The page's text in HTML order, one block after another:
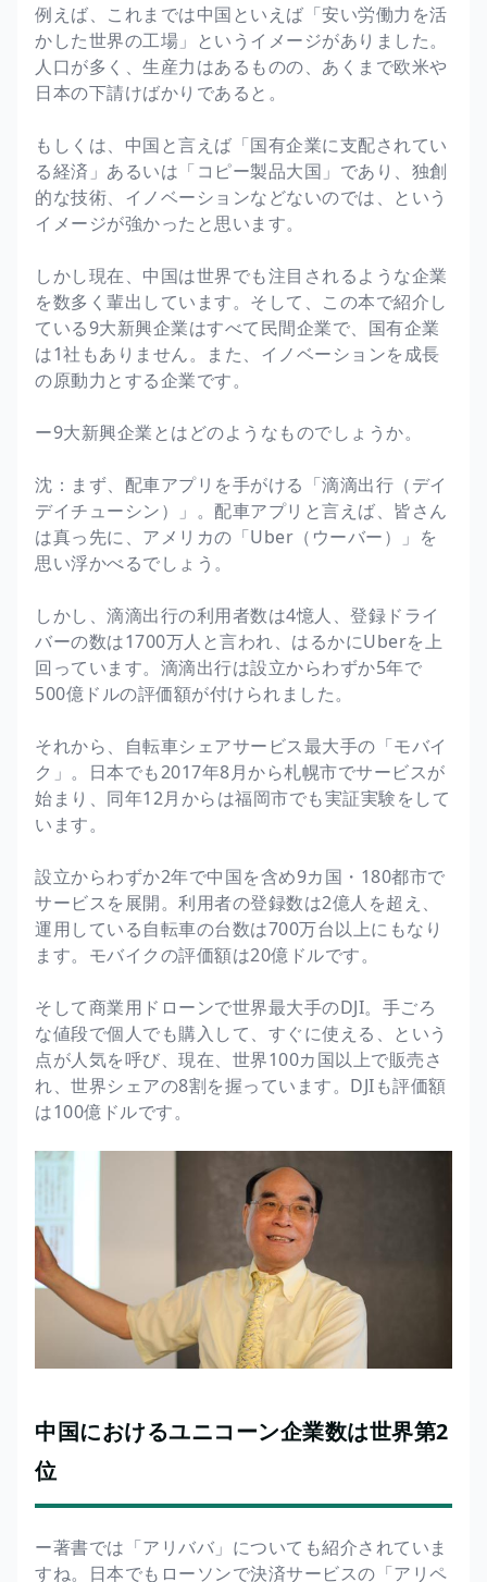
例えば、これまでは中国といえば「安い労働力を活
かした世界の工場」というイメージがありました。
人口が多く、生産力はあるものの、あくまで欧米や
日本の下請けばかりであると。
もしくは、中国と言えば「国有企業に支配されてい
る経済」あるいは「コピー製品大国」であり、独創
的な技術、イノベーションなどないのでは、という
イメージが強かったと思います。
しかし現在、中国は世界でも注目されるような企業
を数多く輩出しています。そして、この本で紹介し
ている9大新興企業はすべて民間企業で、国有企業
は1社もありません。また、イノベーションを成長
の原動力とする企業です。
ー9大新興企業とはどのようなものでしょうか。
沈：まず、配車アプリを手がける「滴滴出行（デイ
デイチューシン）」。配車アプリと言えば、皆さん
は真っ先に、アメリカの「Uber（ウーバー）」を
思い浮かべるでしょう。
しかし、滴滴出行の利用者数は4憶人、登録ドライ
バーの数は1700万人と言われ、はるかにUberを上
回っています。滴滴出行は設立からわずか5年で
500億ドルの評価額が付けられました。
それから、自転車シェアサービス最大手の「モバイ
ク」。日本でも2017年8月から札幌市でサービスが
始まり、同年12月からは福岡市でも実証実験をして
います。
設立からわずか2年で中国を含め9カ国・180都市で
サービスを展開。利用者の登録数は2億人を超え、
運用している自転車の台数は700万台以上にもなり
ます。モバイクの評価額は20億ドルです。
そして商業用ドローンで世界最大手のDJI。手ごろ
な値段で個人でも購入して、すぐに使える、という
点が人気を呼び、現在、世界100カ国以上で販売さ
れ、世界シェアの8割を握っています。DJIも評価額
は100億ドルです。
中国におけるユニコーン企業数は世界第2
位
ー著書では「アリババ」についても紹介されていま
すね。日本でもローソンで決済サービスの「アリペ